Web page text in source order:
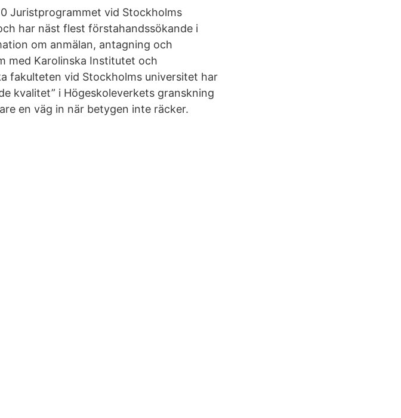
Juristprogrammet vid Stockholms
har näst flest förstahandssökande i
om anmälan, antagning och
med Karolinska Institutet och
fakulteten vid Stockholms universitet har
kvalitet” i Högeskoleverkets granskning
en väg in när betygen inte räcker.